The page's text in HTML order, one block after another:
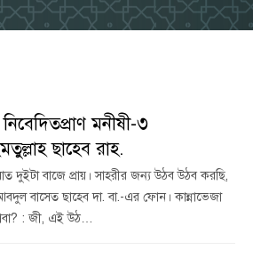
মনীষী-৩
ছাহেব রাহ.
দুইটা বাজে প্রায়। সাহরীর জন্য উঠব উঠব করছি,
বাসেত ছাহেব দা. বা.-এর ফোন। কান্নাভেজা
: জী, এই উঠ…